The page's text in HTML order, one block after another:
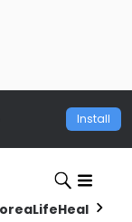
Install
LifeHealth